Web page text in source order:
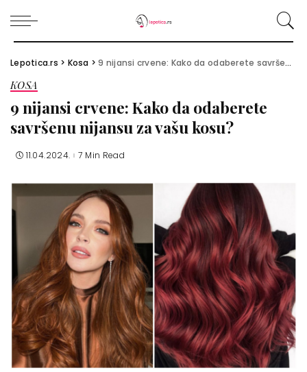
Lepotica.rs > Kosa >9 nijansi crvene: Kako da odaberete savršenu nijansu za vašu kosu?
KOSA
9 nijansi crvene: Kako da odaberete
savršenu nijansu za vašu kosu?
11.04.2024. 7 Min Read